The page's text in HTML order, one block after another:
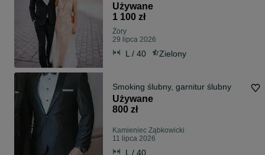
Używane
1 100 zł
Żory
29 lipca 2026
L / 40 Zielony
Smoking ślubny, garnitur ślubny
Używane
800 zł
Kamieniec Ząbkowicki
11 lipca 2026
L / 40